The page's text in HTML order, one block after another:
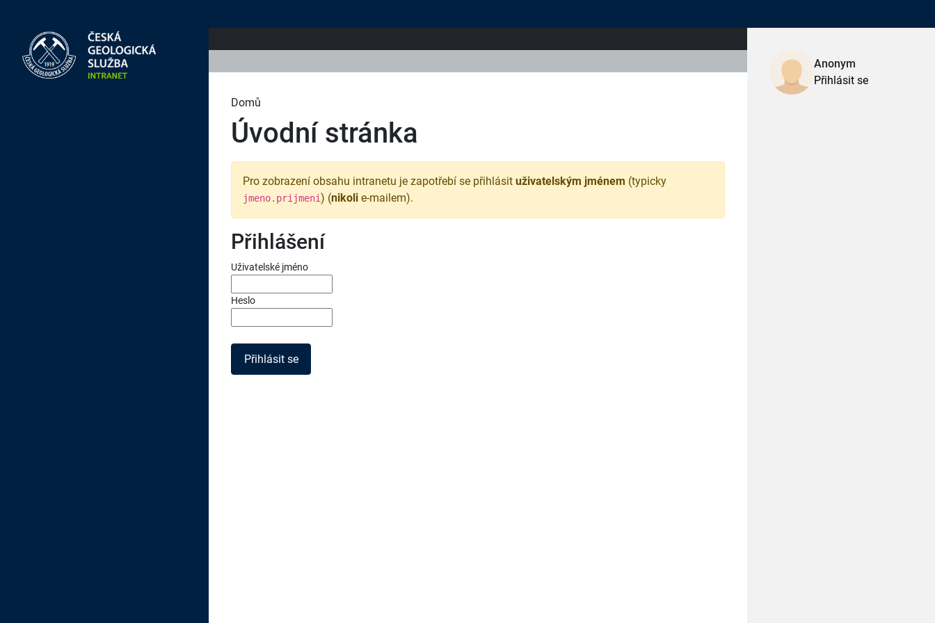
Domů
Úvodní stránka
Pro zobrazení obsahu intranetu je zapotřebí se přihlásit uživatelským jménem (typicky
jmeno.prijmeni) (nikoli e-mailem).
Přihlášení
Uživatelské jméno
Heslo
Anonym
Přihlásit se